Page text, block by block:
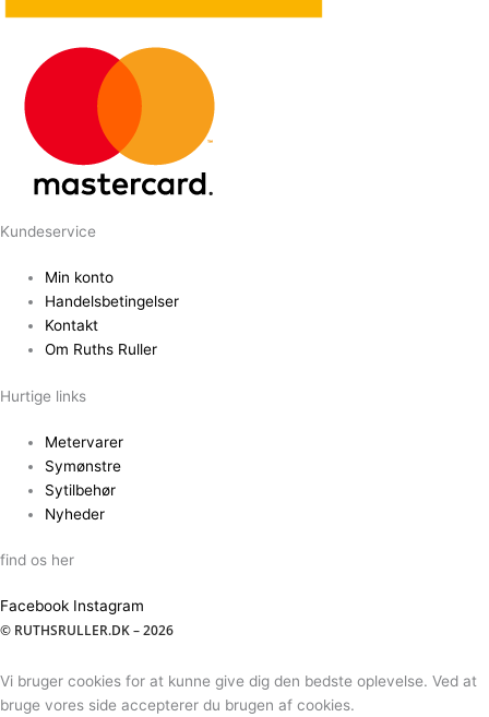
Kundeservice
Min konto
Handelsbetingelser
Kontakt
Om Ruths Ruller
Hurtige links
Metervarer
Symønstre
Sytilbehør
Nyheder
find os her
Facebook Instagram
© RUTHSRULLER.DK – 2026
Vi bruger cookies for at kunne give dig den bedste oplevelse. Ved at
bruge vores side accepterer du brugen af cookies.